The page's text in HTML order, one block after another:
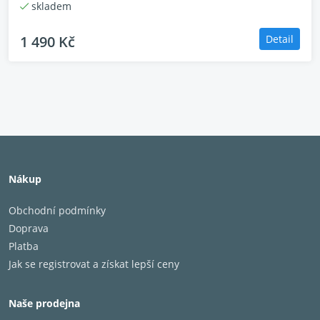
AI Sports Mode
pohybům ve sportu. Tento speciální režim vytváří
skladem
1 490 Kč Detail
Nákup
Obchodní podmínky
Doprava
Platba
Jak se registrovat a získat lepší ceny
Naše prodejna